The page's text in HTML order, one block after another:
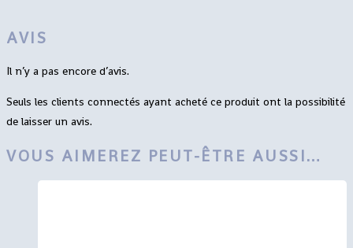
AVIS
Il n’y a pas encore d’avis.
Seuls les clients connectés ayant acheté ce produit ont la possibilité
de laisser un avis.
VOUS AIMEREZ PEUT-ÊTRE AUSSI…